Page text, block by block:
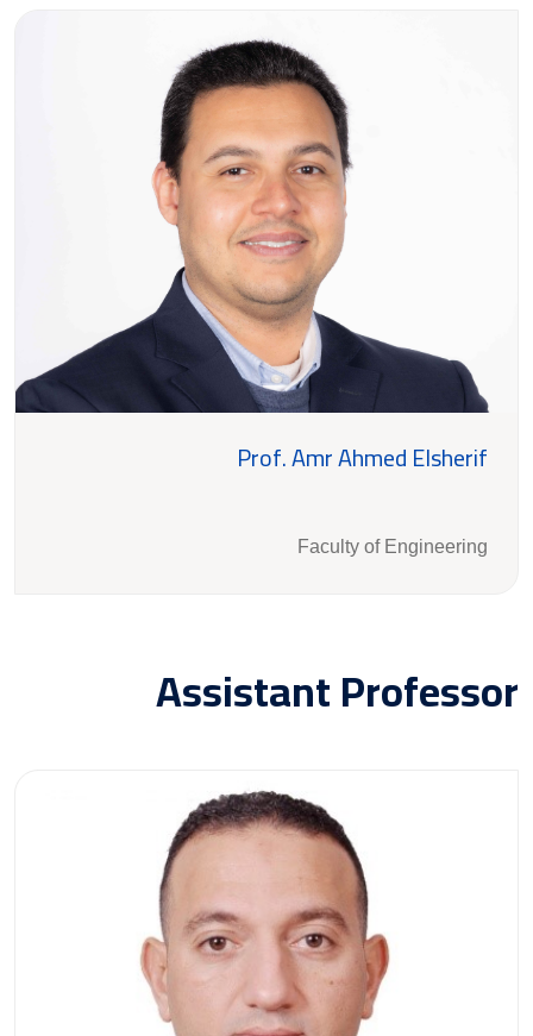
Prof. Amr Ahmed Elsherif
Faculty of Engineering
Assistant Professor